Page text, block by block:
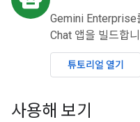
Gemini Enterprise
Chat 앱을 빌드합
튜토리얼 열기
사용해 보기